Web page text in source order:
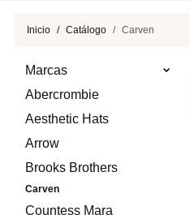
Inicio Catálogo Carven
Marcas
Abercrombie
Aesthetic Hats
Arrow
Brooks Brothers
Carven
Countess Mara